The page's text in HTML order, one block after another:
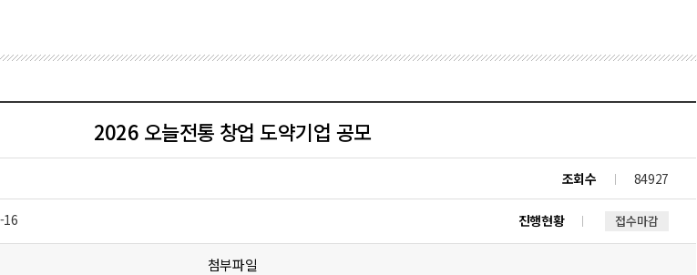
2026 오늘전통 창업 도약기업 공모
조회수 84927
16 진행현황 접수마감
첨부파일